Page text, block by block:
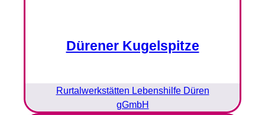
Dürener Kugelspitze
Rurtalwerkstätten Lebenshilfe Düren
gGmbH